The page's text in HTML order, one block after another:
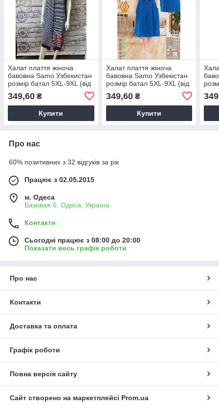
Халат плаття жіноча
бавовна Samo Узбекистан
розмір батал 5XL-9XL (від
349,60 ₴
Купити
Халат плаття жіноча
бавовна Samo Узбекiстан
розмір батал 5XL-9XL (від
349,60₴
Купити
Про нас
60% позитивних з 32 відгуків за рік
Працює з 02.05.2015
м. Одеса
Базовая 6, Одеса, Україна
Контакти
Сьогодні працює з 08:00 до 20:00
Показати весь графік роботи
Про нас
Контакти
Доставка та оплата
Графік роботи
Повна версія сайту
Сайт створено на маркетплейсі Prom.ua